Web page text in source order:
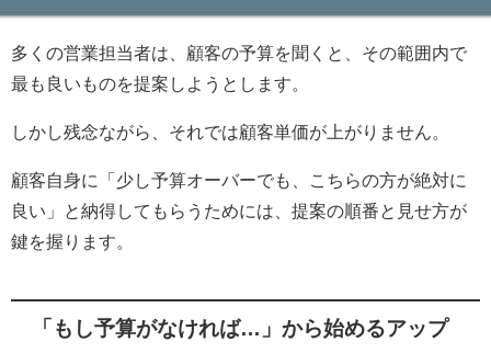
多くの営業担当者は、顧客の予算を聞くと、その範囲内で
最も良いものを提案しようとします。
しかし残念ながら、それでは顧客単価が上がりません。
顧客自身に「少し予算オーバーでも、こちらの方が絶対に
良い」と納得してもらうためには、提案の順番と見せ方が
鍵を握ります。
「もし予算がなければ…」から始めるアップ